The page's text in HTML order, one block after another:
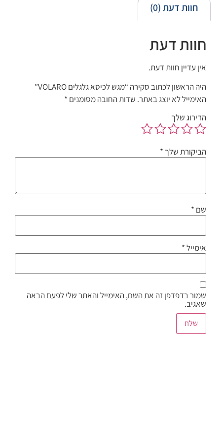
חוות דעת (0)
חוות דעת
אין עדיין חוות דעת.
היה הראשון לכתוב סקירה “מגש לכיסא גלגלים VOLARO”
האימייל לא יוצג באתר. שדות החובה מסומנים *
הדירוג שלך
הביקורת שלך *
שם *
אימייל*
שמור בדפדפן זה את השם, האימייל והאתר שלי לפעם הבאה
שאגיב.